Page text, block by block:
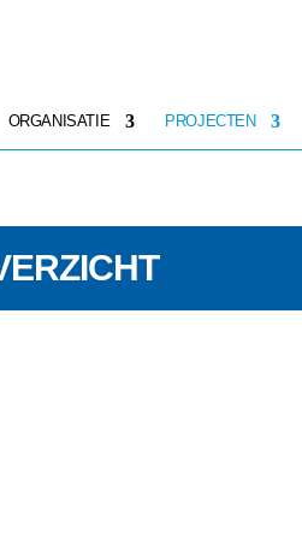
ORGANISATIE PROJECTEN